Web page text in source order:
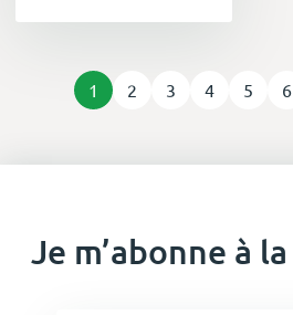
1 2 3 4 5 6
Je m’abonne à